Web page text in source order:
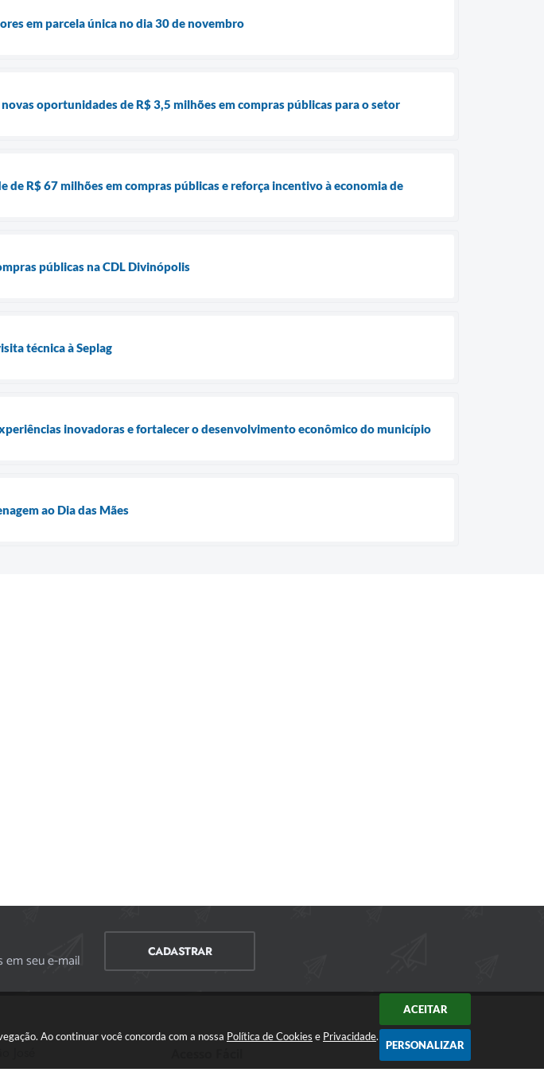
Ao continuar você concorda com a nossa Política de Cookies e Privacidade.
ACEITAR
PERSONALIZAR
em parcela única no dia 30 de novembro
oportunidades de R$ 3,5 milhões em compras públicas para o setor
R$ 67 milhões em compras públicas e reforça incentivo à economia de
públicas na CDL Divinópolis
técnica à Seplag
inovadoras e fortalecer o desenvolvimento econômico do município
ao Dia das Mães
em seu e-mail CADASTRAR